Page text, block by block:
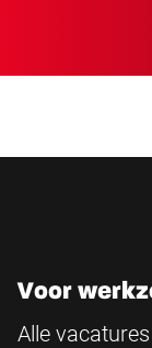
Voor
Alle vacatures